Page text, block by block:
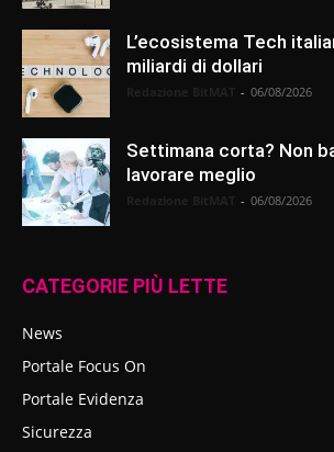
L’ecosistema Tech
miliardi di dollari
- 06/08/2026
Settimana corta? Non
lavorare meglio
- 06/08/2026
CATEGORIE PIÙ LETTE
News
Portale Focus On
Portale Evidenza
Sicurezza